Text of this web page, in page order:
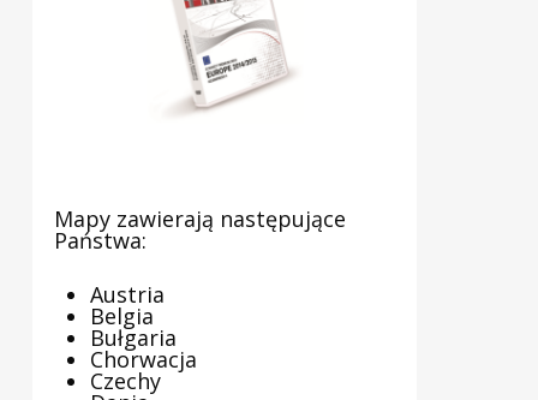
Mapy zawierają następujące
Państwa:
Austria
Belgia
Bułgaria
Chorwacja
Czechy